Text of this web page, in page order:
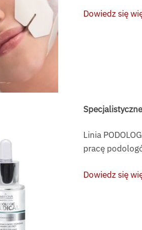
Dowiedz się
Linia
pracę
Dowiedz się